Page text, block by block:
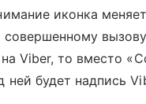
иконка
совершенному
Viber, то вместо
ней будет надпись